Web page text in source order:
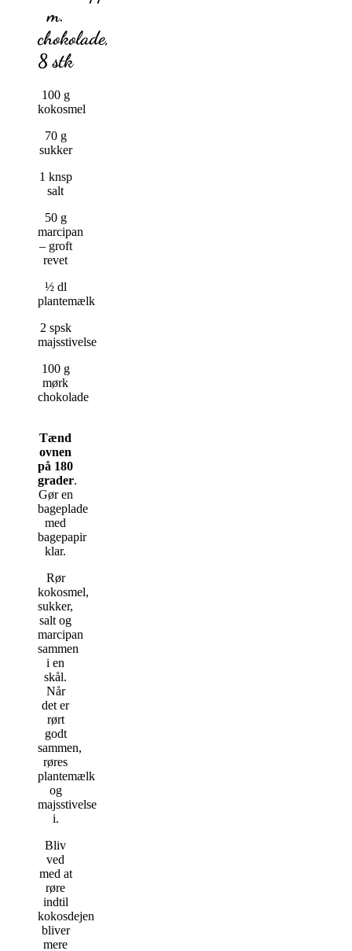
m.
chokolade,
8 stk
100 g
kokosmel
70 g
sukker
1 knsp
salt
50 g
marcipan
– groft
revet
½ dl
plantemælk
2 spsk
majsstivelse
100 g
mørk
chokolade
Tænd
ovnen
på 180
grader.
Gør en
bageplade
med
bagepapir
klar.
Rør
kokosmel,
sukker,
salt og
marcipan
sammen
i en
skål.
Når
det er
rørt
godt
sammen,
røres
plantemælk
og
majsstivelse
i.
Bliv
ved
med at
røre
indtil
kokosdejen
bliver
mere